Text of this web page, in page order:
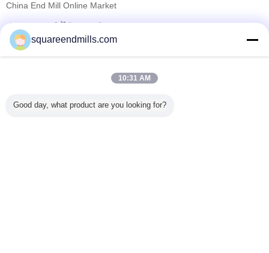
China End Mill Online Market
ซัพพลายเออร์ที่ได้รับการยืนยัน
Trust Seal
Verified Suplier
ผลิตภัณฑ์ทั้งหมด
squareendmills.com
10:31 AM
Good day, what product are you looking for?